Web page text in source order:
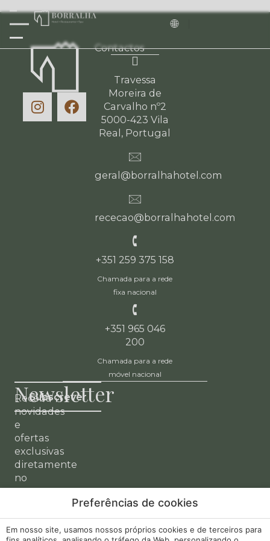
Contactos
Travessa
Moreira de
Carvalho nº2
5000-423 Vila
Real, Portugal
geral@borralhahotel.com
rececao@borralhahotel.com
+351 259 375 158
Chamada para a rede
fixa nacional
+351 965 046
200
Chamada para a rede
móvel nacional
Newsletter
Receba
novidades
e
ofertas
exclusivas
diretamente
no
seu
Subscrever
A minha
Desenvolvido
Preferências de cookies
Em nosso site, usamos nossos próprios cookies e de terceiros para